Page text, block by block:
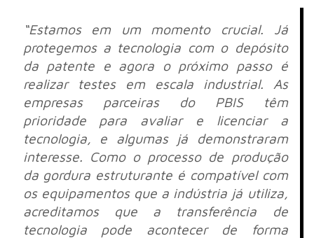
“Estamos em um momento crucial. Já
protegemos a tecnologia com o depósito
da patente e agora o próximo passo é
realizar testes em escala industrial. As
empresas parceiras do PBIS têm
prioridade para avaliar e licenciar a
tecnologia, e algumas já demonstraram
interesse. Como o processo de produção
da gordura estruturante é compatível com
os equipamentos que a indústria já utiliza,
acreditamos que a transferência de
tecnologia pode acontecer de forma